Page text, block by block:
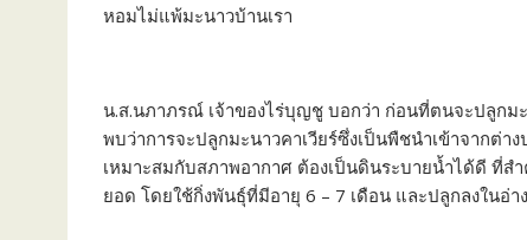
หอมไม่แพ้มะนาวบ้านเรา
น.ส.นภาภรณ์ เจ้าของไร่บุญชู บอกว่า ก่อนที่ตนจะปลูกม
พบว่าการจะปลูกมะนาวคาเวียร์ซึ่งเป็นพืชนำเข้าจากต่
เหมาะสมกับสภาพอากาศ ต้องเป็นดินระบายน้ำได้ดี ที่ส
ยอด โดยใช้กิ่งพันธุ์ที่มีอายุ 6 – 7 เดือน และปลูกลงในอ่